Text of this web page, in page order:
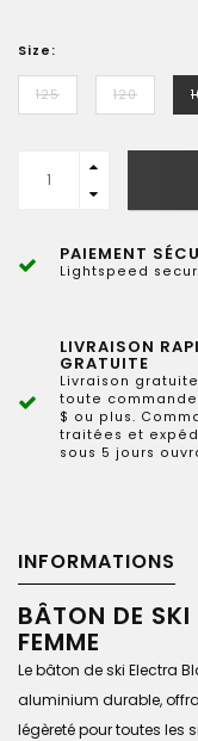
Size:
125 120
PAIEMENT
Lightspeed
LIVRAISON
GRATUITE
Livraison
toute
$ ou plus.
traitées et
sous 5 jours
INFORMATIONS
BÂTON DE SKI
FEMME
Le bâton de ski Electra
aluminium durable,
légèreté pour toutes les